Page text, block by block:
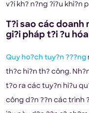
v?i kh? n?ng ?i?u khi?n
T?i sao các doanh
gi?i pháp t?i ?u
Quy ho?ch tuy?n ???ng
th?c hi?n th? công.
t?o ra các tuy?n hi?u
công d?n ??n các trình